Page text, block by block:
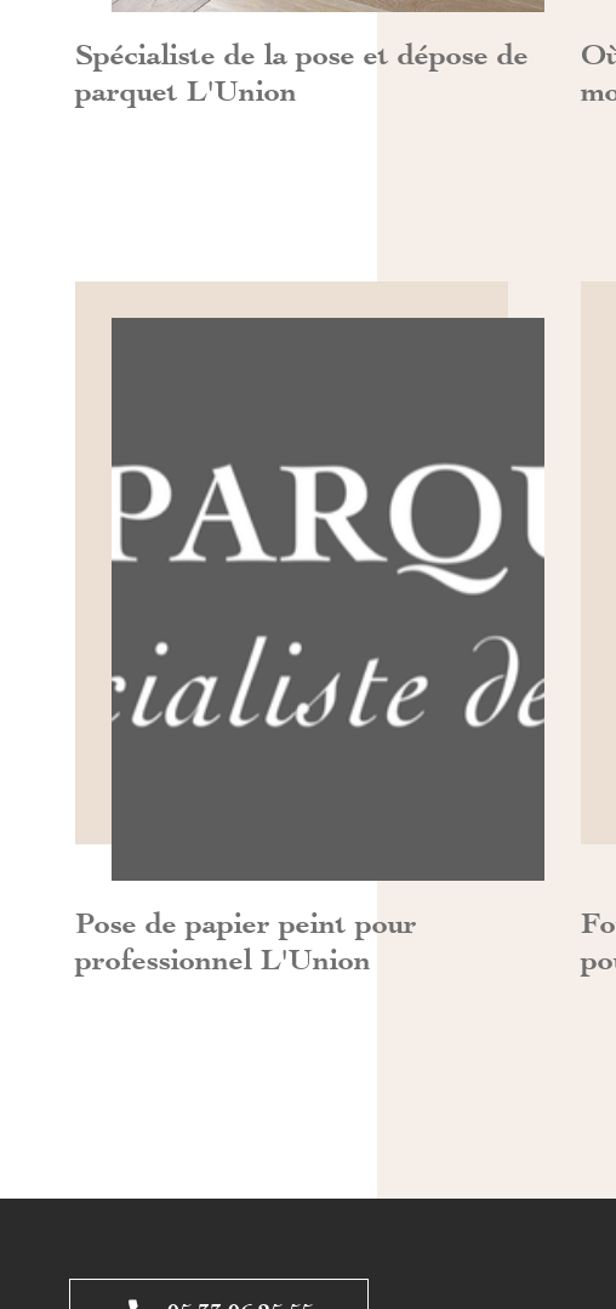
Spécialiste de la pose et dépose de
parquet L'Union
Pose de papier peint pour
professionnel L'Union